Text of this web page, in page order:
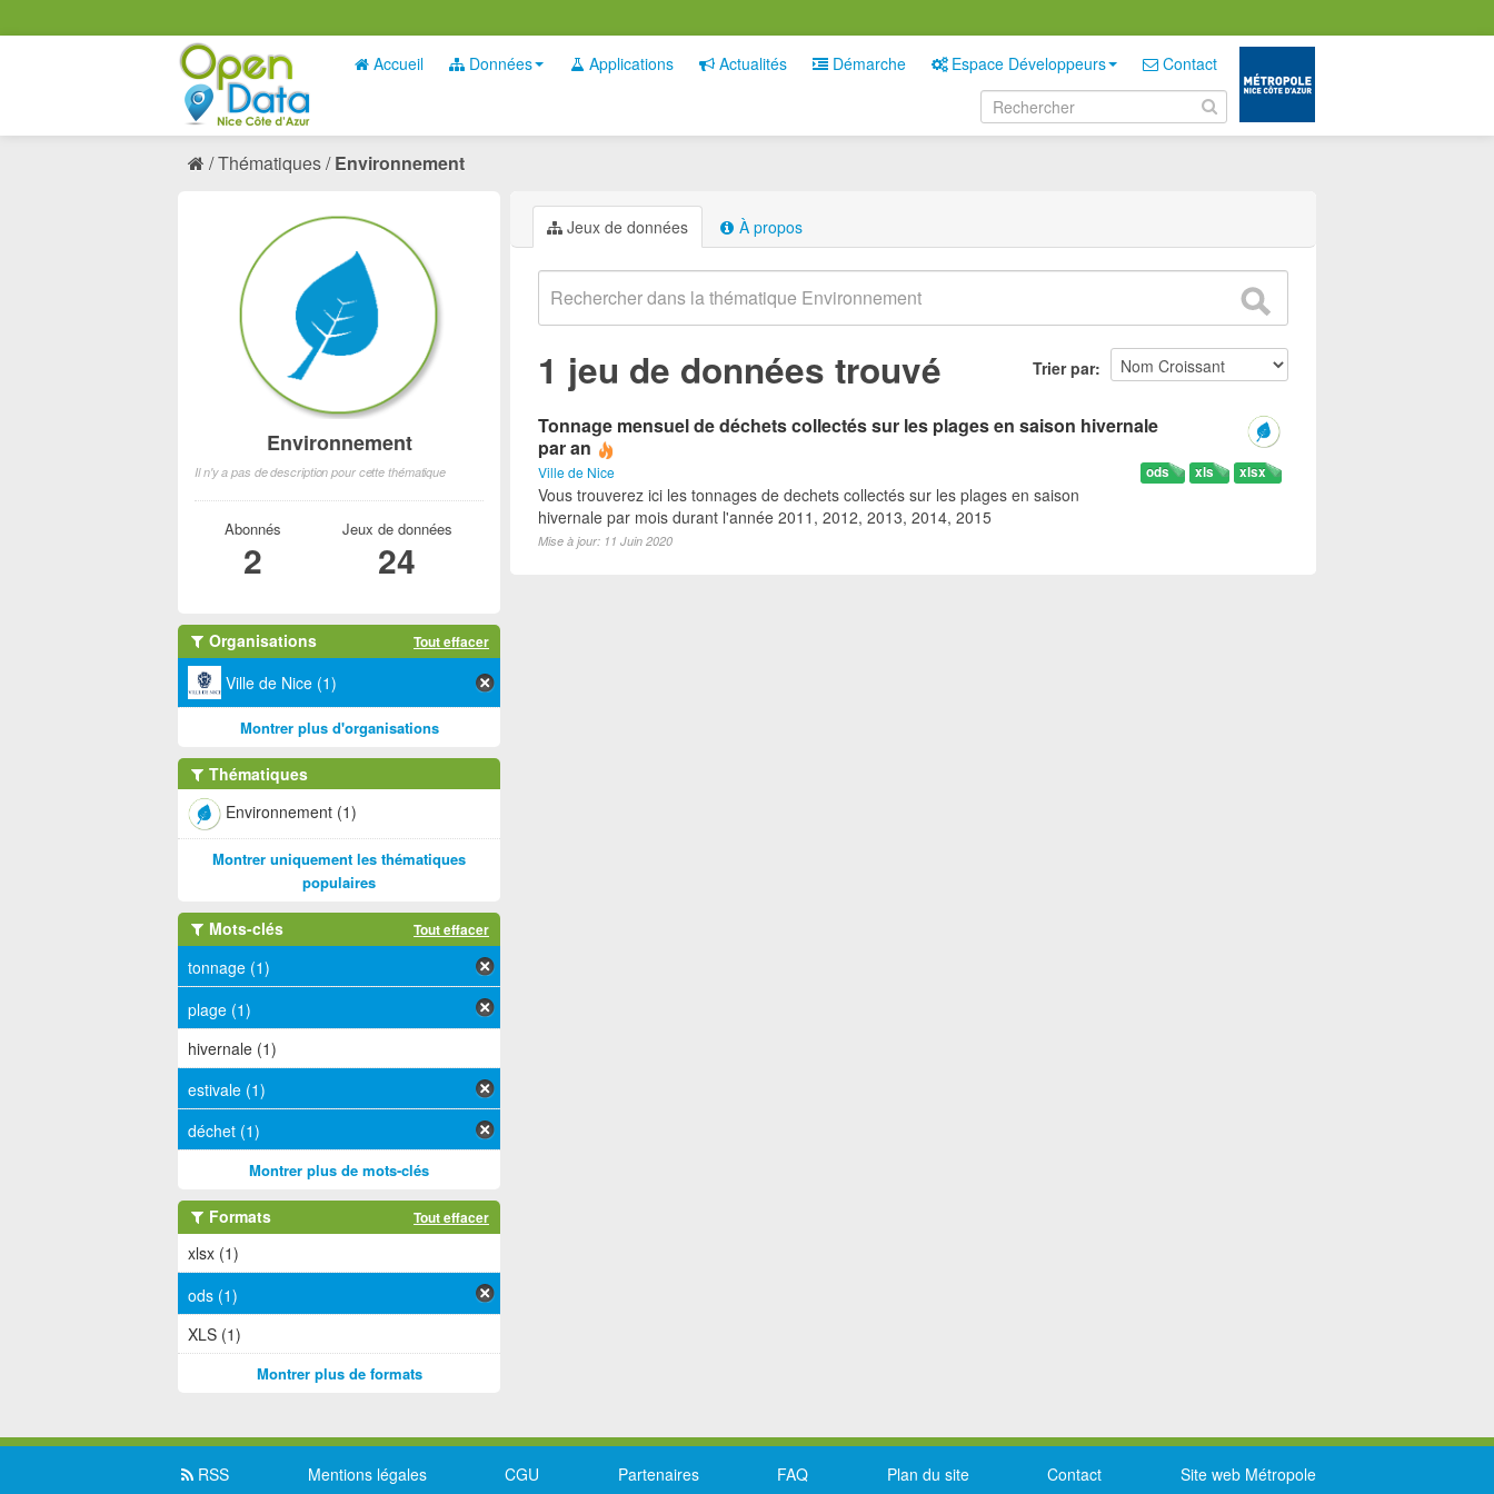
Accueil Données Applications Actualités Démarche Espace Développeurs Contact
Thématiques Environnement
Jeux de données À propos
Trier par
1 jeu de données trouvé
Tonnage mensuel de déchets collectés sur les plages en saison hivernale
par an
Ville de Nice xlsx
xls
ods
Vous trouverez ici les tonnages de dechets collectés sur les plages en saison
hivernale par mois durant l'année 2011, 2012, 2013, 2014, 2015
Mise à jour: 11 Juin 2020
Environnement
Il n'y a pas de description pour cette thématique
Abonnés
2
Jeux de données
24
Organisations Tout effacer
Ville de Nice (1)
Montrer plus d'organisations
Thématiques
Environnement (1)
Montrer uniquement les thématiques
populaires
Mots-clés Tout effacer
tonnage (1)
plage (1)
hivernale (1)
estivale (1)
déchet (1)
Montrer plus de mots-clés
Formats Tout effacer
xlsx (1)
ods (1)
XLS (1)
Montrer plus de formats
RSS Mentions légales CGU Partenaires FAQ Plan du site Contact Site web Métropole